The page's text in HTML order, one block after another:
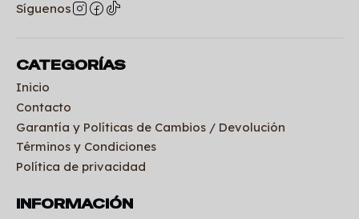
Síguenos
CATEGORÍAS
Inicio
Contacto
Garantía y Políticas de Cambios / Devolución
Términos y Condiciones
Política de privacidad
INFORMACIÓN